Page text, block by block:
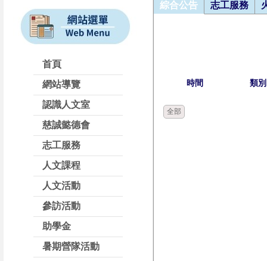
首頁
網站導覽
認識人文室
慈誠懿德會
志工服務
人文課程
人文活動
參訪活動
助學金
暑期營隊活動
綜合公告 志工服務
時間 類別
全部